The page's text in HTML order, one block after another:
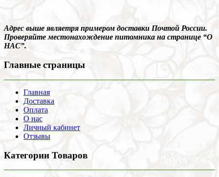
Адрес выше являетря примером доставки Почтой России.
Проверяйте местонахождение питомника на странице “О
НАС”.
Главные страницы
Главная
Доставка
Оплата
О нас
Личный кабинет
Отзывы
Категории Товаров